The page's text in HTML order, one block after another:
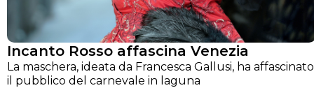
Incanto Rosso affascina Venezia
La maschera, ideata da Francesca Gallusi, ha affascinato
il pubblico del carnevale in laguna